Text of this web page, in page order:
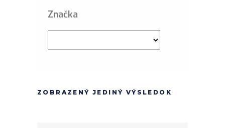
Značka
ZOBRAZENÝ JEDINÝ VÝSLEDOK